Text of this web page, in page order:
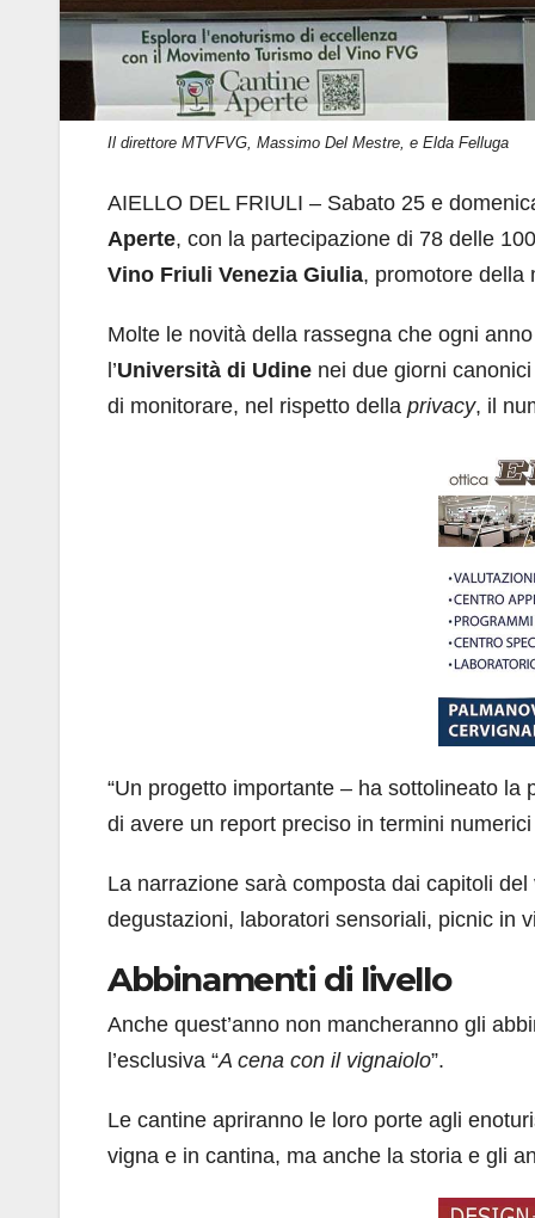
Il direttore MTVFVG, Massimo Del Mestre, e Elda Felluga
AIELLO DEL FRIULI – Sabato 25 e
Aperte, con la partecipazione di 78 delle
Vino Friuli Venezia Giulia, promotore della
Molte le novità della rassegna che ogni
l’Università di Udine nei due giorni
di monitorare, nel rispetto della privacy, il
“Un progetto importante – ha sottolineato la
di avere un report preciso in termini
La narrazione sarà composta dai capitoli
degustazioni, laboratori sensoriali, picnic in
Abbinamenti di livello
Anche quest’anno non mancheranno gli
l’esclusiva “A cena con il vignaiolo”.
Le cantine apriranno le loro porte agli
vigna e in cantina, ma anche la storia e gli